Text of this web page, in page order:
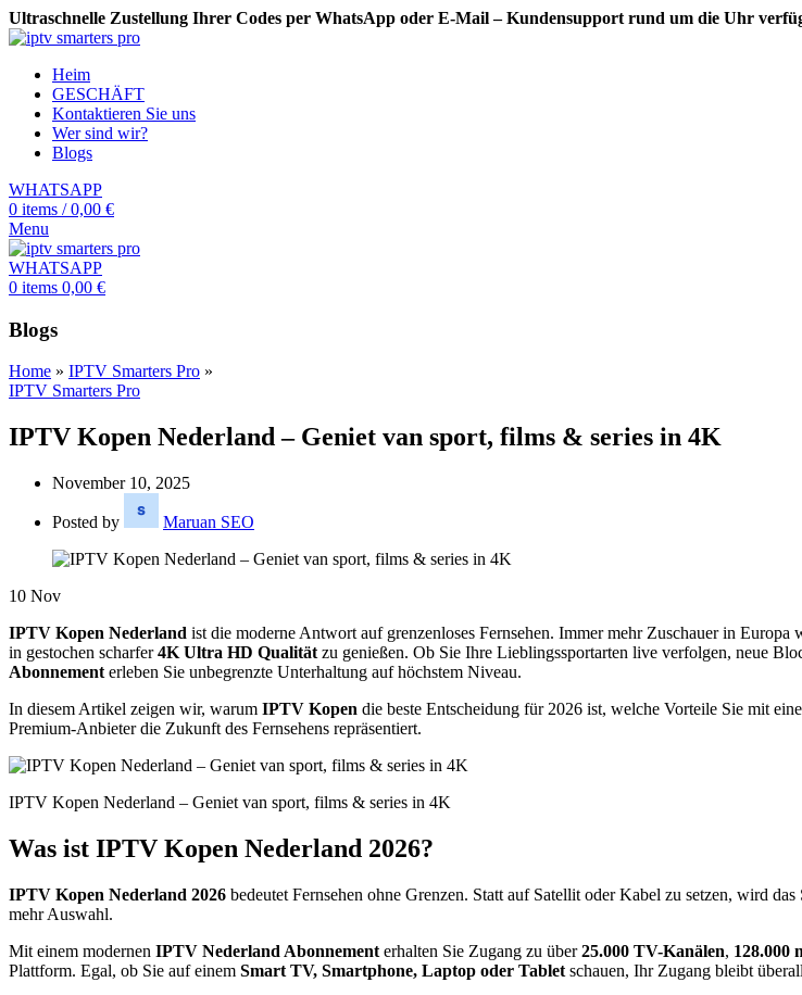
Ultraschnelle Zustellung Ihrer Codes per WhatsApp oder E-Mail – Kundensupport rund um die Uhr
Heim
GESCHÄFT
Kontaktieren Sie uns
Wer sind wir?
Blogs
WHATSAPP
0 items / 0,00 €
Menu
WHATSAPP
0 items 0,00 €
Blogs
Home » IPTV Smarters Pro »
IPTV Smarters Pro
IPTV Kopen Nederland – Geniet van sport, films & series in 4K
November 10, 2025
Posted by Maruan SEO
10 Nov
IPTV Kopen Nederland ist die moderne Antwort auf grenzenloses Fernsehen. Immer mehr Zuschauer in
in gestochen scharfer4K Ultra HD Qualität zu genießen. Ob Sie Ihre Lieblingssportarten live verfolgen, neue
Abonnement erleben Sie unbegrenzte Unterhaltung auf höchstem Niveau.
In diesem Artikel zeigen wir, warum IPTV Kopen die beste Entscheidung für 2026 ist, welche Vorteile Sie mit
Premium-Anbieter die Zukunft des Fernsehens repräsentiert.
IPTV Kopen Nederland – Geniet van sport, films & series in 4K
Was ist IPTV Kopen Nederland 2026?
IPTV Kopen Nederland 2026 bedeutet Fernsehen ohne Grenzen. Statt auf Satellit oder Kabel zu setzen, wird
mehr Auswahl.
Mit einem modernen IPTV Nederland Abonnement erhalten Sie Zugang zu über25.000 TV-Kanälen, 128.000
Plattform. Egal, ob Sie auf einem Smart TV, Smartphone, Laptop oder Tablet schauen, Ihr Zugang bleibt